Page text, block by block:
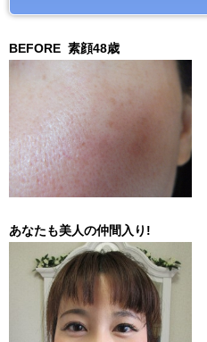
BEFORE 素顔48歳
あなたも美人の仲間入り!